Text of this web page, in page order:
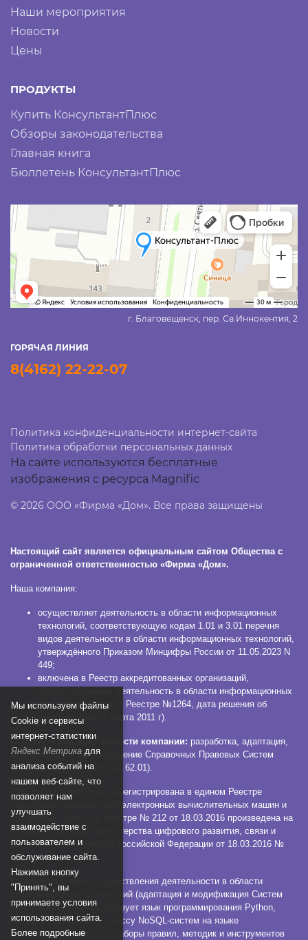
Наши мероприятия
Новости
Цены
ПРОДУКТЫ
Купить КонсультантПлюс
Обзоры законодательства
Главная книга
Бюллетень КонсультантПлюс
г. Благовещенск, пер. Св.Иннокентия, 2
ГОРЯЧАЯ ЛИНИЯ
8(4162) 22-22-07
Политика конфиденциальности интернет-сайта
Политика обработки персональных данных
На сайте используются бесплатные
изображения с ресурса Magnific
© 2026 ООО «Фирма «Дом». Все права защищены
Настоящий сайт является официальным сайтом Общества с
ограниченной ответственностью «Фирма «Дом».
Наша компания:
осуществляет деятельность в области информационных
технологий, соответствующую кодам 1.01 и 3.01 перечня
видов деятельности в области информационных технологий,
утверждённого Приказом Минцифры России от 11.05.2023 N
449;
включена в Реестр аккредитованных организаций,
осуществляющих деятельность в области информационных
технологий (номер в Реестре №1264, дата решения об
аккредитации 21 марта 2011 г).
Основной вид деятельности компании: разработка, адаптация,
модификация и сопровождение Справочных Правовых Систем
КонсультантПлюс (ОКВЭД 62.01).
СПС КонсультантПлюс зарегистрирована в едином Реестре
российских программ для электронных вычислительных машин и
баз данных. Запись в Реестре № 212 от 18.03.2016 произведена на
основании Приказа Министерства цифрового развития, связи и
массовых коммуникаций Российской Федерации от 18.03.2016 №
112.
Компания в рамках осуществления деятельности в области
информационных технологий (адаптация и модификация Систем
КонсультантПлюс) использует язык программирования Python,
СУБД, относящуюся к классу NoSQL-систем на языке
программирования C++, наборы правил, методик и инструментов
Мы используем файлы
Сookie и сервисы
интернет-статистики
Яндекс Метрика для
анализа событий на
нашем веб-сайте, что
позволяет нам
улучшать
взаимодействие с
пользователем и
обслуживание сайта.
Нажимая кнопку
"Принять", вы
принимаете условия
использования сайта.
Более подробные